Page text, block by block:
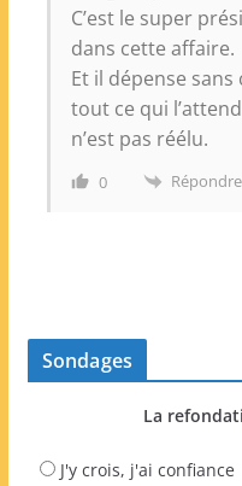
C’est le super
dans cette affaire.
Et il dépense
tout ce qui
n’est pas réélu.
0 Répondre
Sondages
La
J'y crois, j'ai confiance